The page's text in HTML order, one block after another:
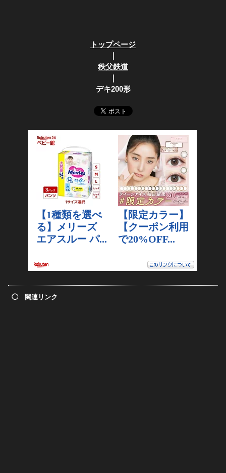
トップページ
｜
秩父鉄道
｜
デキ200形
◯ 関連リンク